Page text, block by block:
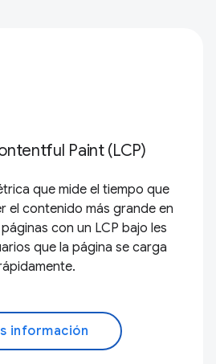
Paint (LCP)
que mide el tiempo que
el contenido más grande en
con un LCP bajo les
que la página se carga
información